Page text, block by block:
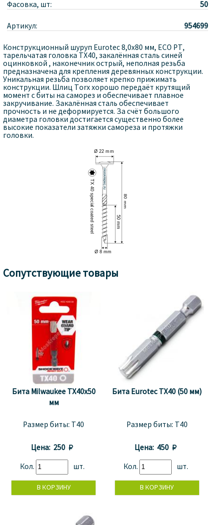
Фасовка, шт: 50
Артикул: 954699
Конструкционный шуруп Eurotec 8,0x80 мм, ECO PT,
тарельчатая головка TX40, закалённая сталь синей
оцинковкой , наконечник острый, неполная резьба
предназначена для крепления деревянных конструкции.
Уникальная резьба позволяет крепко прижимать
конструкции. Шлиц Torx хорошо передаёт крутящий
момент с биты на саморез и обеспечивает плавное
закручивание. Закалённая сталь обеспечивает
прочность и не деформируется. За счёт большого
диаметра головки достигается существенно более
высокие показатели затяжки самореза и протяжки
головки.
Сопутствующие товары
Бита Milwaukee TX40x50
мм
Размер биты: T40
Цена: 250 
Кол. шт.
Бита Eurotec TХ40 (50 мм)
Размер биты: T40
Цена: 450 
Кол. шт.